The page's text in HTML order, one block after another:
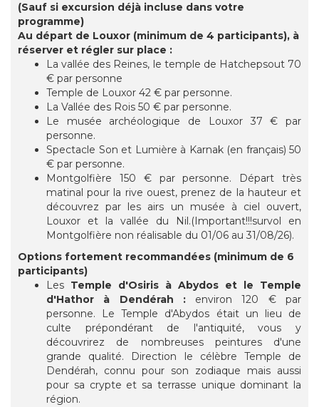
(Sauf si excursion déjà incluse dans votre
programme)
Au départ de Louxor (minimum de 4 participants), à
réserver et régler sur place :
La vallée des Reines, le temple de Hatchepsout 70
€ par personne
Temple de Louxor 42 € par personne.
La Vallée des Rois 50 € par personne.
Le musée archéologique de Louxor 37 € par
personne.
Spectacle Son et Lumière à Karnak (en français) 50
€ par personne.
Montgolfière 150 € par personne. Départ très
matinal pour la rive ouest, prenez de la hauteur et
découvrez par les airs un musée à ciel ouvert,
Louxor et la vallée du Nil.(Important!!!survol en
Montgolfière non réalisable du 01/06 au 31/08/26).
Options fortement recommandées (minimum de 6
participants)
Les Temple d'Osiris à Abydos et le Temple
d'Hathor à Dendérah : environ 120 € par
personne. Le Temple d'Abydos était un lieu de
culte prépondérant de l'antiquité, vous y
découvrirez de nombreuses peintures d'une
grande qualité. Direction le célèbre Temple de
Dendérah, connu pour son zodiaque mais aussi
pour sa crypte et sa terrasse unique dominant la
région.